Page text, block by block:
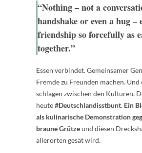
“Nothing – not a
handshake or even a hug –
friendship so forcefully as
together.”
Essen verbindet. Gemeinsamer
Fremde zu Freunden machen. Und
schlagen zwischen den Kulturen.
heute#Deutschlandisstbunt. Ein
als kulinarische Demonstration
braune Grützeund diesen
allerorten gesät wird.